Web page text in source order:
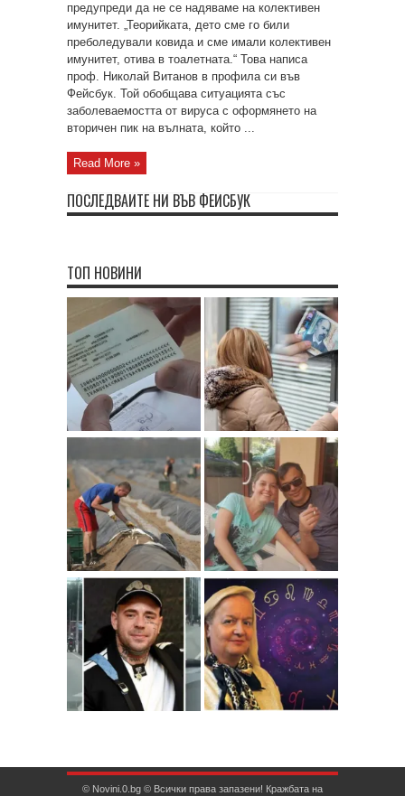
предупреди да не се надяваме на колективен
имунитет. „Теорийката, дето сме го били
преболедували ковида и сме имали колективен
имунитет, отива в тоалетната.“ Това написа
проф. Николай Витанов в профила си във
Фейсбук. Той обобщава ситуацията със
заболеваемостта от вируса с оформянето на
вторичен пик на вълната, който ...
Read More »
ПОСЛЕДВАЙТЕ НИ ВЪВ ФЕЙСБУК
ТОП НОВИНИ
© Novini.0.bg © Всички права запазени! Кражбата на